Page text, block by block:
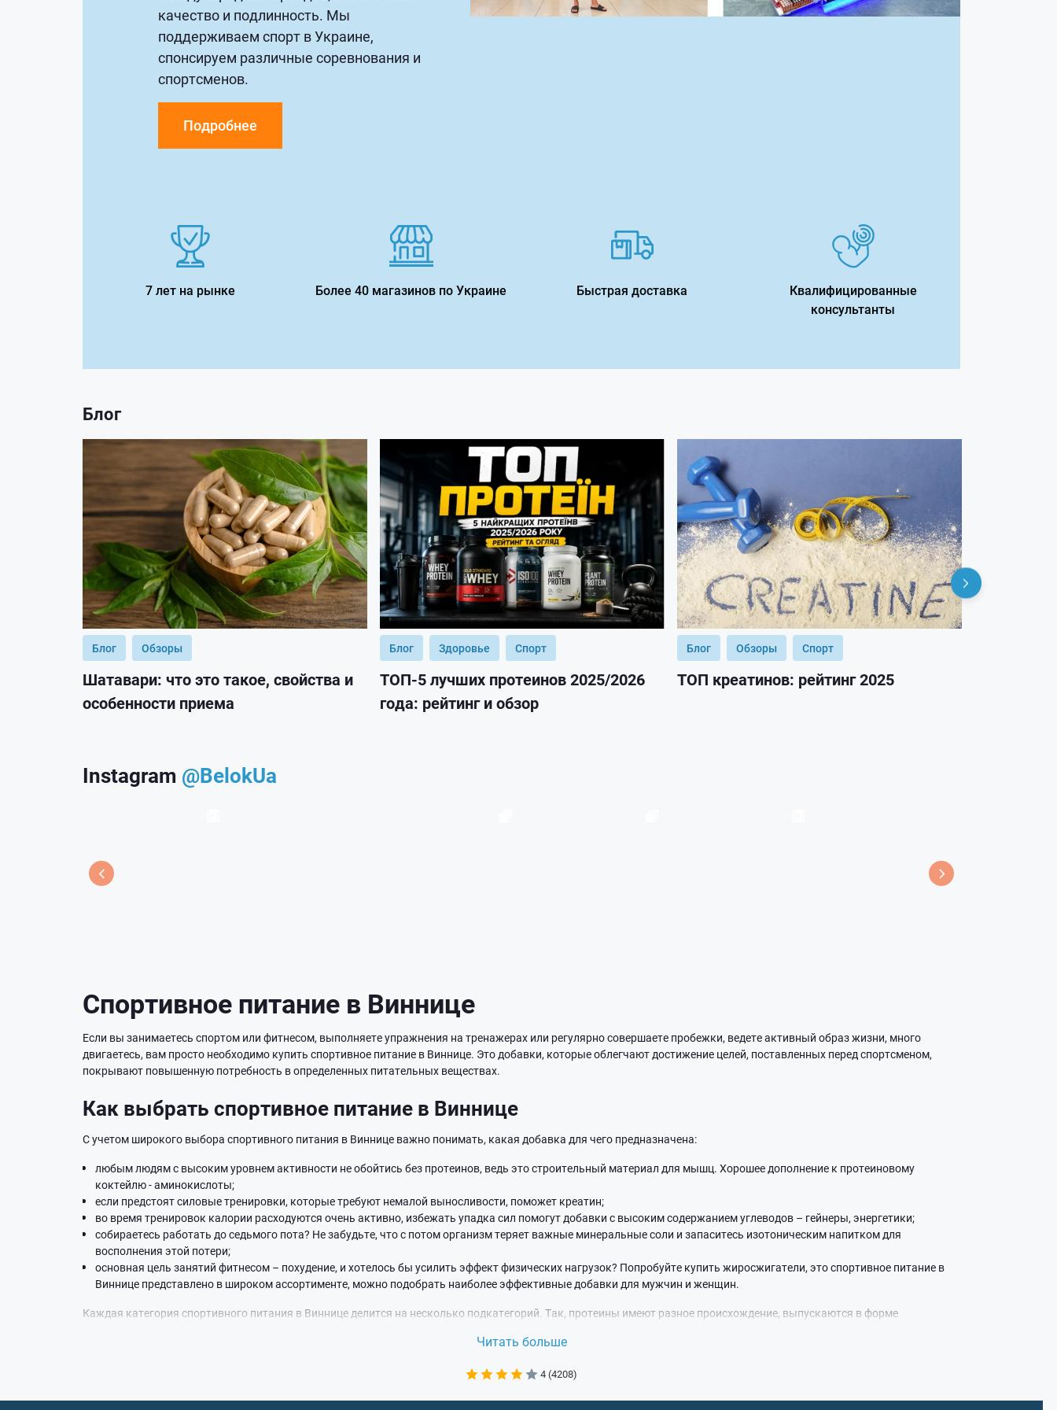
качество и подлинность. Мы
поддерживаем спорт в Украине,
спонсируем различные соревнования и
спортсменов.
Подробнее
7 лет на рынке Более 40 магазинов по Украине Быстрая доставка
Квалифицированные
консультанты
Блог
Блог Обзоры
Шатавари: что это такое, свойства и
особенности приема
Блог Здоровье Спорт
ТОП-5 лучших протеинов 2025/2026
года: рейтинг и обзор
Блог Обзоры Спорт
ТОП креатинов: рейтинг 2025
Instagram @BelokUa
Спортивное питание в Виннице
Если вы занимаетесь спортом или фитнесом, выполняете упражнения на тренажерах или регулярно совершаете пробежки, ведете активный образ жизни, много
двигаетесь, вам просто необходимо купить спортивное питание в Виннице. Это добавки, которые облегчают достижение целей, поставленных перед спортсменом,
покрывают повышенную потребность в определенных питательных веществах.
Как выбрать спортивное питание в Виннице
С учетом широкого выбора спортивного питания в Виннице важно понимать, какая добавка для чего предназначена:
любым людям с высоким уровнем активности не обойтись без протеинов, ведь это строительный материал для мышц. Хорошее дополнение к протеиновому
коктейлю - аминокислоты;
если предстоят силовые тренировки, которые требуют немалой выносливости, поможет креатин;
во время тренировок калории расходуются очень активно, избежать упадка сил помогут добавки с высоким содержанием углеводов – гейнеры, энергетики;
собираетесь работать до седьмого пота? Не забудьте, что с потом организм теряет важные минеральные соли и запаситесь изотоническим напитком для
восполнения этой потери;
основная цель занятий фитнесом – похудение, и хотелось бы усилить эффект физических нагрузок? Попробуйте купить жиросжигатели, это спортивное питание в
Виннице представлено в широком ассортименте, можно подобрать наиболее эффективные добавки для мужчин и женщин.
Каждая категория спортивного питания в Виннице делится на несколько подкатегорий. Так, протеины имеют разное происхождение, выпускаются в форме
процессы, стимулировать расщепление жиров либо блокировать их усвоение. Какое же спортивное питание в Виннице лучше всего подойдет именно для вас? Ответ на
Почему стоит купить спортивное питание в Виннице через Belok UA
Читать больше
4 (4208)